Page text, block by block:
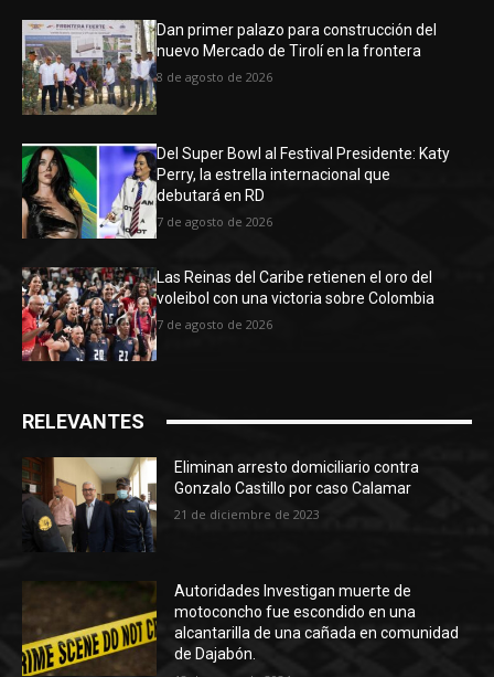
Dan primer palazo para construcción del
nuevo Mercado de Tirolí en la frontera
8 de agosto de 2026
Del Super Bowl al Festival Presidente: Katy
Perry, la estrella internacional que
debutará en RD
7 de agosto de 2026
Las Reinas del Caribe retienen el oro del
voleibol con una victoria sobre Colombia
7 de agosto de 2026
RELEVANTES
Eliminan arresto domiciliario contra
Gonzalo Castillo por caso Calamar
21 de diciembre de 2023
Autoridades Investigan muerte de
motoconcho fue escondido en una
alcantarilla de una cañada en comunidad
de Dajabón.